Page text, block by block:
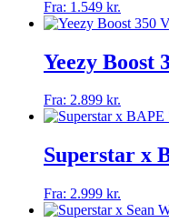
på
Fra: 1.549 kr.
vare
kan
vælges
Yeezy Boost
Fra: 2.899 kr.
vare
flere
kan
vælges
Superstar x
Fra: 2.999 kr.
vare